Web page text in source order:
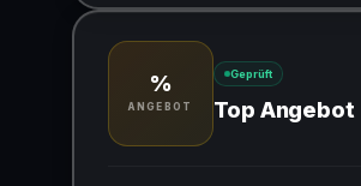
Gültig für teilnehmende Produkte
%
ANGEBOT
Geprüft
Top Angebot